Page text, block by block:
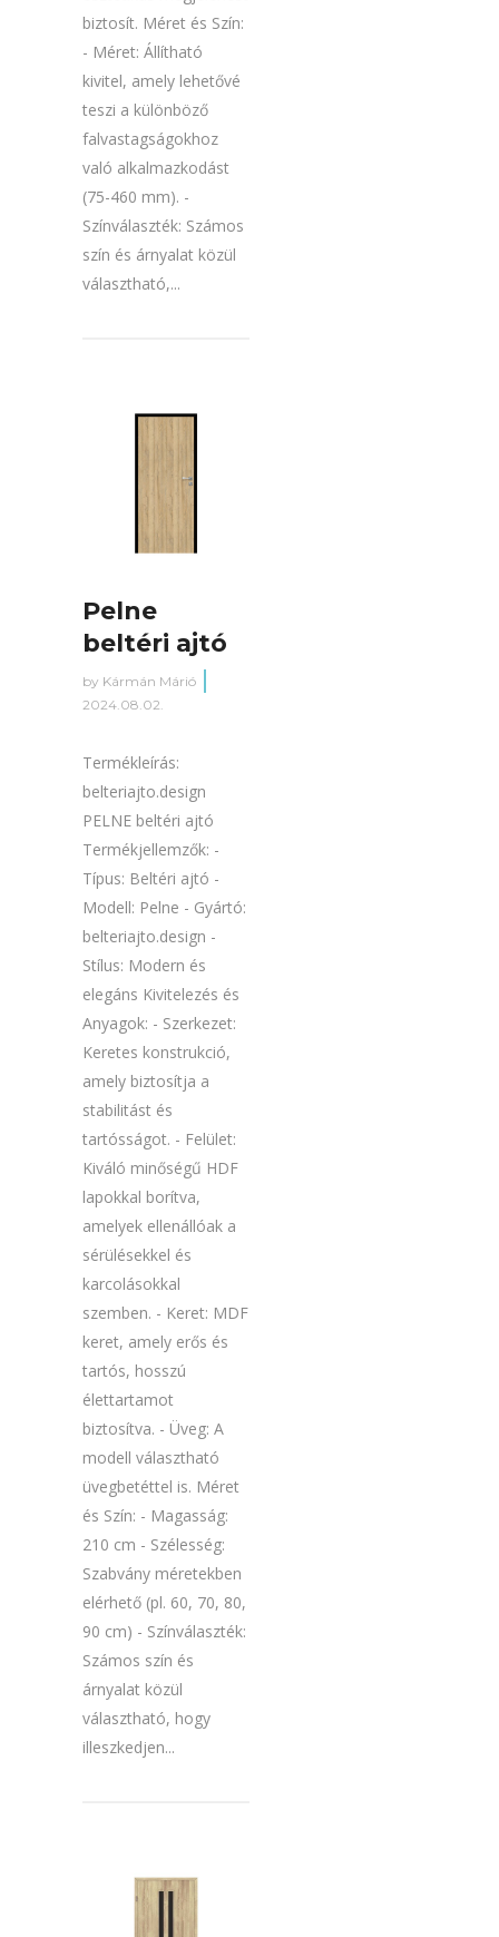
biztosít. Méret és Szín:
- Méret: Állítható
kivitel, amely lehetővé
teszi a különböző
falvastagságokhoz
való alkalmazkodást
(75-460 mm). -
Színválaszték: Számos
szín és árnyalat közül
választható,...
Pelne
beltéri ajtó
by Kármán Márió
2024.08.02.
Termékleírás:
belteriajto.design
PELNE beltéri ajtó
Termékjellemzők: -
Típus: Beltéri ajtó -
Modell: Pelne - Gyártó:
belteriajto.design -
Stílus: Modern és
elegáns Kivitelezés és
Anyagok: - Szerkezet:
Keretes konstrukció,
amely biztosítja a
stabilitást és
tartósságot. - Felület:
Kiváló minőségű HDF
lapokkal borítva,
amelyek ellenállóak a
sérülésekkel és
karcolásokkal
szemben. - Keret: MDF
keret, amely erős és
tartós, hosszú
élettartamot
biztosítva. - Üveg: A
modell választható
üvegbetéttel is. Méret
és Szín: - Magasság:
210 cm - Szélesség:
Szabvány méretekben
elérhető (pl. 60, 70, 80,
90 cm) - Színválaszték:
Számos szín és
árnyalat közül
választható, hogy
illeszkedjen...